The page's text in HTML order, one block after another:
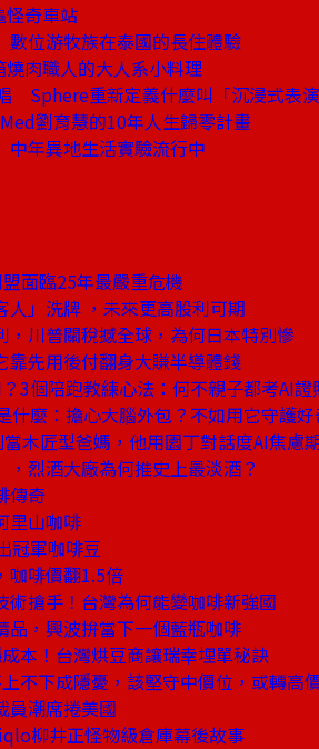
奇車站
位游牧族在泰國的長住體驗
肉職人的大人系小料理
Sphere重新定義什麼叫「沉浸式表演
劉育慧的10年人生歸零計畫
年異地生活實驗流行中
面臨25年最嚴重危機
」洗牌 ，未來更高股利可期
，川普關稅撼全球，為何日本特別慘
靠先用後付翻身大賺半導體錢
3個陪跑教練心法：何不親子都考AI證
什麼：擔心大腦外包？不如用它守護
木匠型爸媽，他用園丁對話度AI焦慮
烈酒大廠為何推史上最淡酒？
傳奇
里山咖啡
冠軍咖啡豆
咖啡價翻1.5倍
搶手！台灣為何能變咖啡新強國
品，興波拚當下一個藍瓶咖啡
本！台灣烘豆商讓瑞幸埋單秘訣
不下成隱憂，該堅守中價位，或轉高
員潮席捲美國
柳井正怪物級倉庫幕後故事